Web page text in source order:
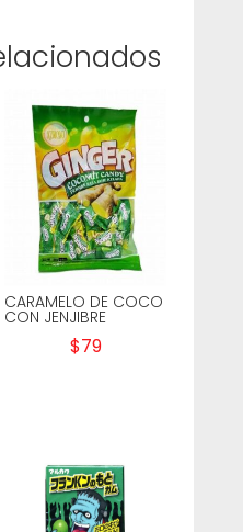
CARAMELO DE COCO
CON JENJIBRE
$79